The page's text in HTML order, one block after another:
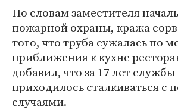
По словам заместителя
пожарной охраны, кража
того, что труба сужалась по
приближения к кухне
добавил, что за 17 лет
приходилось сталкиваться с
случаями.